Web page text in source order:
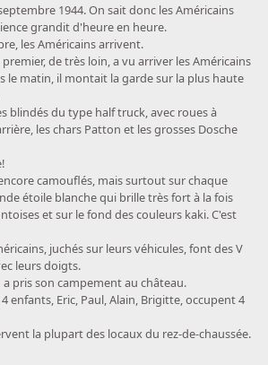
1944. On sait donc les Américains
grandit d'heure en heure.
les Américains arrivent.
de très loin, a vu arriver les Américains
le matin, il montait la garde sur la plus haute
blindés du type half truck, avec roues à
les chars Patton et les grosses Dosche
camouflés, mais surtout sur chaque
étoile blanche qui brille très fort à la fois
et sur le fond des couleurs kaki. C'est
juchés sur leurs véhicules, font des V
leurs doigts.
pris son campement au château.
enfants, Eric, Paul, Alain, Brigitte, occupent 4
la plupart des locaux du rez-de-chaussée.